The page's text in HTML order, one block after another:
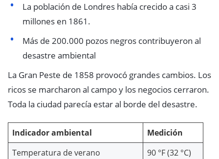
La población de Londres había crecido a casi 3
millones en 1861.
Más de 200.000 pozos negros contribuyeron al
desastre ambiental
La Gran Peste de 1858 provocó grandes cambios. Los
ricos se marcharon al campo y los negocios cerraron.
Toda la ciudad parecía estar al borde del desastre.
Indicador ambiental
Medición
Temperatura de verano
90 °F (32 °C)